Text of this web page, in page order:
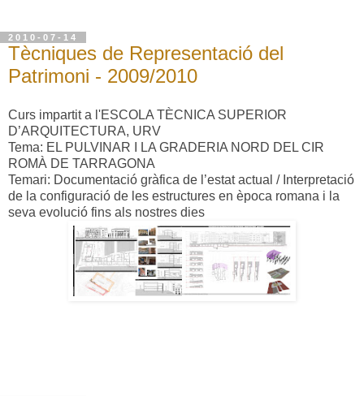
2010-07-14
Tècniques de Representació del
Patrimoni - 2009/2010
Curs impartit a l'ESCOLA TÈCNICA SUPERIOR
D’ARQUITECTURA, URV
Tema: EL PULVINAR I LA GRADERIA NORD DEL CIR
ROMÀ DE TARRAGONA
Temari: Documentació gràfica de l’estat actual / Interpretació
de la configuració de les estructures en època romana i la
seva evolució fins als nostres dies